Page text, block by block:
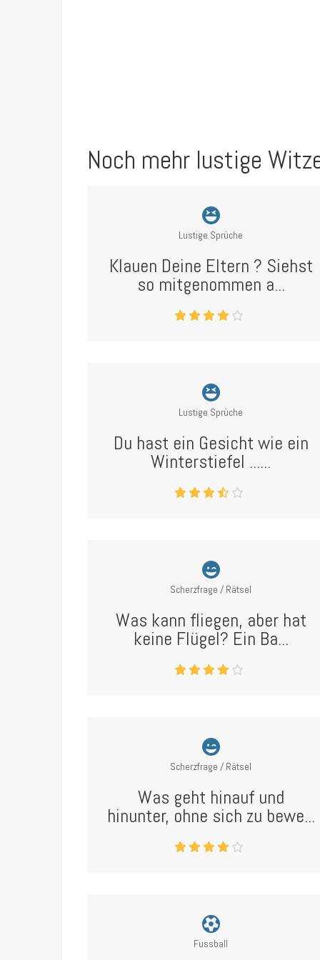
Noch mehr lustige
Lustige Sprüche
Klauen Deine Eltern ? Siehst
so mitgenommen a...
Lustige Sprüche
Du hast ein Gesicht wie ein
Winterstiefel ......
Scherzfrage / Rätsel
Was kann fliegen, aber hat
keine Flügel? Ein Ba...
Scherzfrage / Rätsel
Was geht hinauf und
hinunter, ohne sich zu bewe...
Fussball